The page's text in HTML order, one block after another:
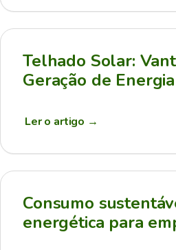
Telhado Solar:
Geração de
Ler o artigo →
Consumo
energética para